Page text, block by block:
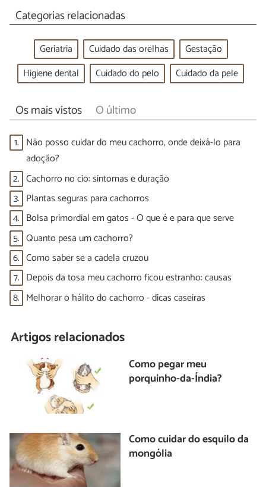
Categorias relacionadas
Geriatria Cuidado das orelhas
Gestação
Higiene dental
Cuidado do pelo Cuidado da pele
Os mais vistos O último
1. Não posso cuidar do meu cachorro, onde deixá-lo para
adoção?
2. Cachorro no cio: sintomas e duração
3. Plantas seguras para cachorros
4. Bolsa primordial em gatos - O que é e para que serve
5. Quanto pesa um cachorro?
6. Como saber se a cadela cruzou
7. Depois da tosa meu cachorro ficou estranho: causas
8. Melhorar o hálito do cachorro - dicas caseiras
Artigos relacionados
Como pegar meu
porquinho-da-Índia?
Como cuidar do esquilo da
mongólia